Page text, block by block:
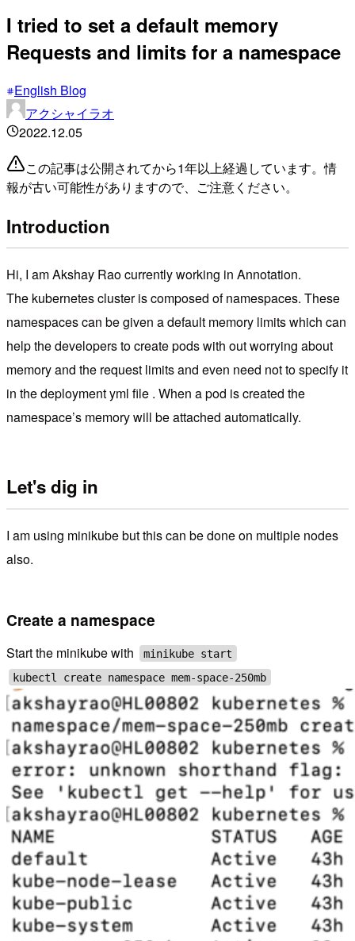
I tried to set a default memory
Requests and limits for a namespace
English Blog
アクシャイラオ
2022.12.05
この記事は公開されてから1年以上経過しています。情
報が古い可能性がありますので、ご注意ください。
Introduction
Hi, I am Akshay Rao currently working in Annotation.
The kubernetes cluster is composed of namespaces. These
namespaces can be given a default memory limits which can
help the developers to create pods with out worrying about
memory and the request limits and even need not to specify it
in the deployment yml file . When a pod is created the
namespace’s memory will be attached automatically.
Let's dig in
I am using minikube but this can be done on multiple nodes
also.
Create a namespace
Start the minikube with
minikube start
kubectl create namespace mem-space-250mb